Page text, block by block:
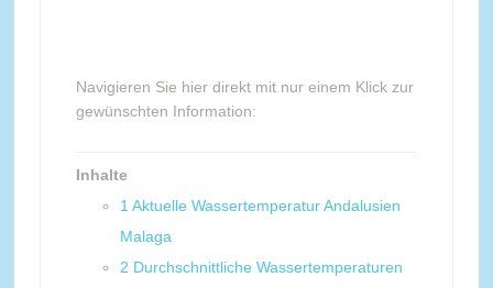
Navigieren Sie hier direkt mit nur einem Klick zur
gewünschten Information:
Inhalte
1 Aktuelle Wassertemperatur Andalusien
Malaga
2 Durchschnittliche Wassertemperaturen